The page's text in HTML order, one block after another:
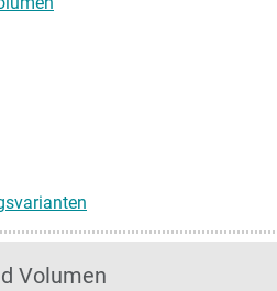
Volumen